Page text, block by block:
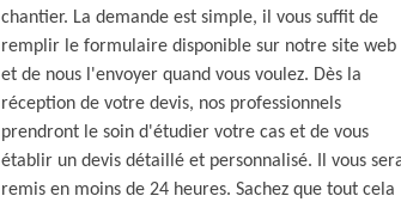
chantier. La demande est simple, il vous suffit de
remplir le formulaire disponible sur notre site web
et de nous l'envoyer quand vous voulez. Dès la
réception de votre devis, nos professionnels
prendront le soin d'étudier votre cas et de vous
établir un devis détaillé et personnalisé. Il vous
remis en moins de 24 heures. Sachez que tout cela